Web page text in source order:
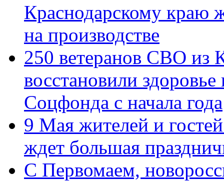
Краснодарскому краю
на производстве
250 ветеранов СВО из
восстановили
Соцфонда с начала года
9 Мая жителей и
ждет большая
C Первомаем,